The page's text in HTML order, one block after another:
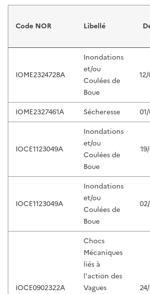
Code NOR Libellé
IOME2324728A
Inondations
et/ou
Coulées de
Boue
IOME2327461A Sécheresse
IOCE1123049A
Inondations
et/ou
Coulées de
Boue
IOCE1123049A
Inondations
et/ou
Coulées de
Boue
IOCE0902322A
Chocs
Mécaniques
liés à
l'action des
Vagues